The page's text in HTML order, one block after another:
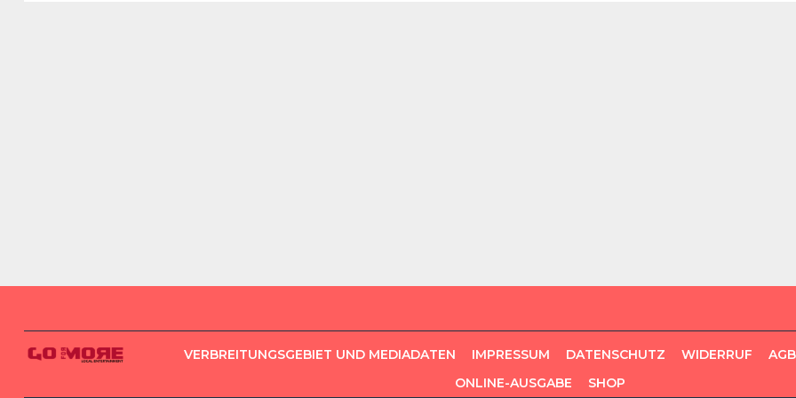
VERBREITUNGSGEBIET UND MEDIADATEN IMPRESSUM DATENSCHUTZ WIDERRUF AGB
ONLINE-AUSGABE
SHOP